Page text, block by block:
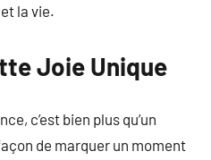
la vie.
Joie Unique
c’est bien plus qu’un
de marquer un moment